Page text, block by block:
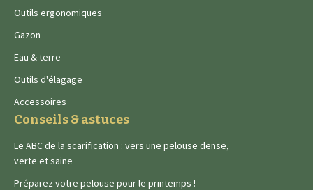
Outils ergonomiques
Gazon
Eau & terre
Outils d'élagage
Accessoires
Conseils & astuces
Le ABC de la scarification : vers une pelouse dense,
verte et saine
Préparez votre pelouse pour le printemps !